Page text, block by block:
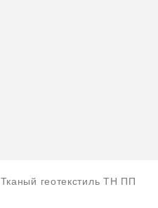
Тканый геотекстиль ТН ПП